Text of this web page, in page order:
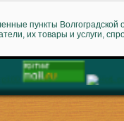
пункты Волгоградской
их товары и услуги,